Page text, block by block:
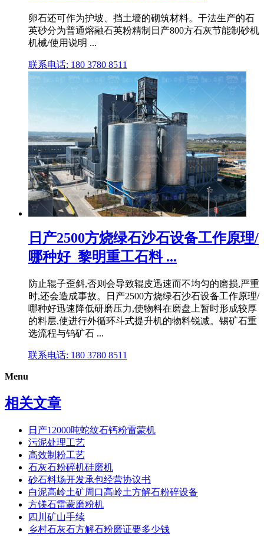
卵石还可作为护坡、挡土墙的砌筑材料。干法生产的石
英砂分为普通熔融石英粉精制日产800方石灰节能制砂机
机械/使用说明 ...
联系电话: 180 3780 8511
日产2500方烧绿石沙石设备工作原理/
哪种好_黎明重工石料 ...
防止辊子歪斜,否则会导致辊皮迅速而不均匀的磨损,严重
时,还会造成事故。日产2500方烧绿石沙石设备工作原理/
哪种好迅速降低研磨压力,使物料在磨盘上暂时形成较厚
的料层,使进行外循环斗式提升机的物料锐减。锡矿石重
选流程与钨矿石 ...
联系电话: 180 3780 8511
Menu
相关文章
日产12000吨蛇纹石钙粉雷蒙机
污泥处理工艺
高效制粉工艺
石灰石粉碎机硅磨机
砂石料场开发承包经营协议书
白泥高岭土矿周口高岭土方解石粉碎设备
方镁石雷蒙磨粉机
四川矿山手续
乡村石灰石方解石粉磨证要多少钱